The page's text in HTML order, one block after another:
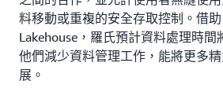
料移動或重複的安全存取控制。借
Lakehouse，羅氏預計資料處理時
他們減少資料管理工作，能將更多
展。